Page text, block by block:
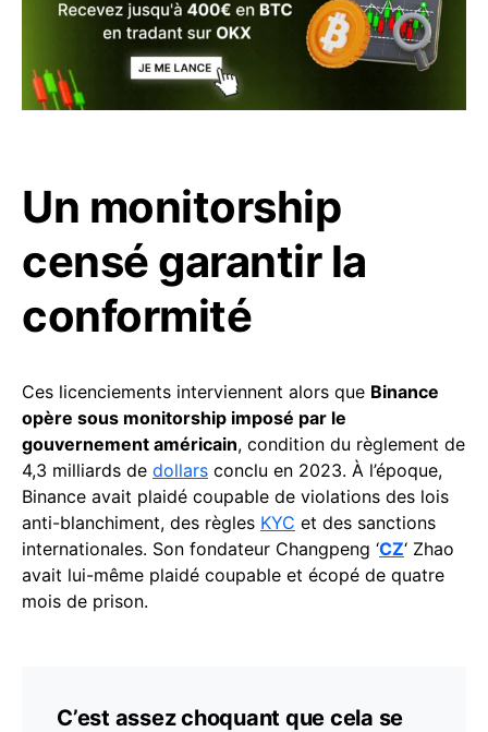
Un monitorship
censé garantir la
conformité
Ces licenciements interviennent alors que Binance
opère sous monitorship imposé par le
gouvernement américain, condition du règlement de
4,3 milliards de dollars conclu en 2023. À l’époque,
Binance avait plaidé coupable de violations des lois
anti-blanchiment, des règles KYC et des sanctions
internationales. Son fondateur Changpeng ‘CZ‘ Zhao
avait lui-même plaidé coupable et écopé de quatre
mois de prison.
C’est assez choquant que cela se